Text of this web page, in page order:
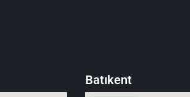
Batıkent